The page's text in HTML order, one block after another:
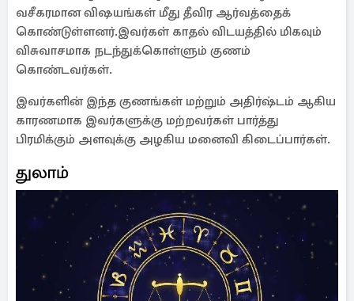
வசீகரமான விஷயங்கள் மீது தீவிர ஆர்வத்தைக்
கொண்டுள்ளனர்.இவர்கள் காதல் விடயத்தில் மிகவும்
விசுவாசமாக நடந்துக்கொள்ளும் குணம்
கொண்டவர்கள்.
இவர்களின் இந்த குணங்கள் மற்றும் அதிர்ஷ்டம் ஆகிய
காரணமாக இவர்களுக்கு மற்றவர்கள் பார்த்து
பிரமிக்கும் அளவுக்கு அழகிய மனைவி கிடைப்பார்கள்.
துலாம்